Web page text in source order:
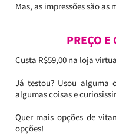
Mas, as impressões são
PREÇO E
Custa R$59,00 na loja
Já testou? Usou alguma
algumas coisas e
Quer mais opções de
opções!